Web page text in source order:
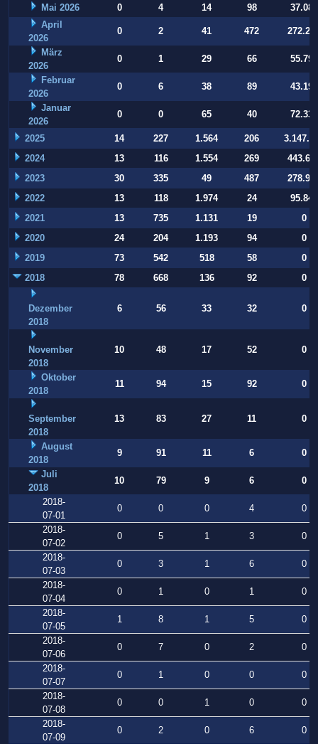
Mai 2026 0 4 14 98
37.084
April
2026
0 2 41 472
März
2026
0 1 29 66
55.794
Februar
2026
0 6 38 89
43.197
Januar
2026
0 0 65 40 72.332
2025 14 227 1.564 206
2024
13 116 1.554 269
2023
30 335 49 487
2022
13 118 1.974 24
95.847
2021
13 735 1.131 19
0
2020
24 204 1.193 94
0
2019
73 542 518 58
0
2018
78 668 136 92 0
Dezember
2018
6 56 33 32 0
November
2018
10 48 17 52 0
Oktober
2018
11 94 15 92 0
September
2018
13 83 27 11 0
August
2018
9 91 11 6
0
Juli
2018
10 79 9 6
0
2018-
07-01
0 0 0 4
0
2018-
07-02
0 5 1 3
0
2018-
07-03
0 3 1 6
0
2018-
07-04
0 1 0 1
0
2018-
07-05
1 8 1 5
0
2018-
07-06
0 7 0 2
0
2018-
07-07
0 1 0 0
0
2018-
07-08
0 0 1 0
0
2018-
07-09
0 2 0 6
0